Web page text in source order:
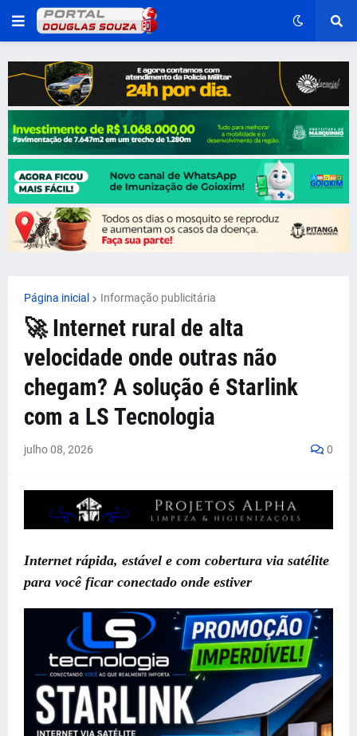
Página inicial Informação publicitária
🚀 Internet rural de alta
velocidade onde outras não
chegam? A solução é Starlink
com a LS Tecnologia
julho 08, 2026 0
Internet rápida, estável e com cobertura via satélite
para você ficar conectado onde estiver